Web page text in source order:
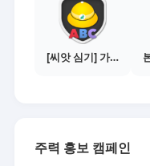
[씨앗 심기] 가이드보기 - 매체별 활동 가이드
주력 홍보 캠페인